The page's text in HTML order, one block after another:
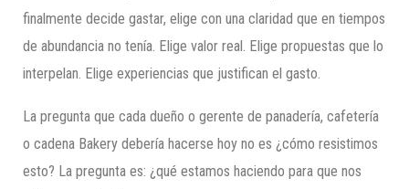
finalmente decide gastar, elige con una claridad que en tiempos
de abundancia no tenía. Elige valor real. Elige propuestas que lo
interpelan. Elige experiencias que justifican el gasto.
La pregunta que cada dueño o gerente de panadería, cafetería
o cadena Bakery debería hacerse hoy no es ¿cómo resistimos
esto? La pregunta es: ¿qué estamos haciendo para que nos